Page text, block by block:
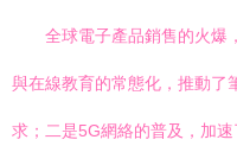
全球電子產品銷售的火爆
與在線教育的常態化，推動了
求；二是5G網絡的普及，加